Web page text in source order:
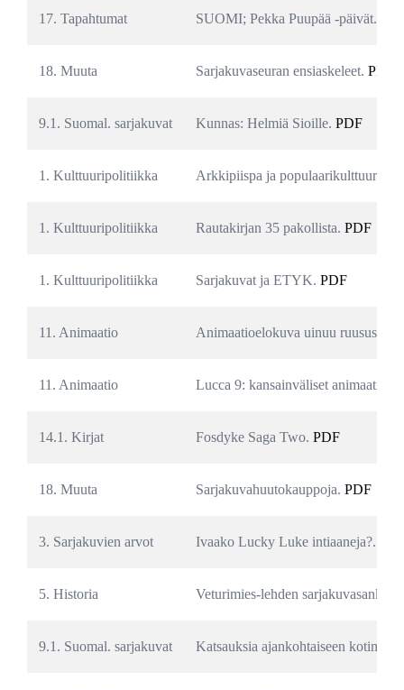
17. Tapahtumat SUOMI; Pekka Puupää -päivät.
18. Muuta Sarjakuvaseuran ensiaskeleet. PDF
9.1. Suomal. sarjakuvat Kunnas: Helmiä Sioille. PDF
1. Kulttuuripolitiikka Arkkipiispa ja populaarikulttuuri.
1. Kulttuuripolitiikka Rautakirjan 35 pakollista. PDF
1. Kulttuuripolitiikka Sarjakuvat ja ETYK. PDF
11. Animaatio Animaatioelokuva uinuu ruususen
11. Animaatio Lucca 9: kansainväliset
14.1. Kirjat Fosdyke Saga Two. PDF
18. Muuta Sarjakuvahuutokauppoja. PDF
3. Sarjakuvien arvot Ivaako Lucky Luke intiaaneja?.
5. Historia Veturimies-lehden
9.1. Suomal. sarjakuvat Katsauksia ajankohtaiseen